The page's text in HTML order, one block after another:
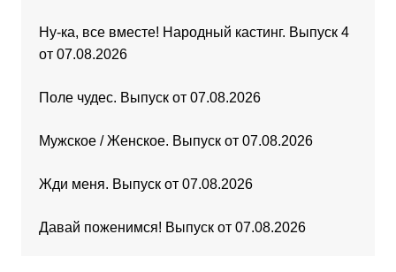
Ну-ка, все вместе! Народный кастинг. Выпуск 4
от 07.08.2026
Поле чудес. Выпуск от 07.08.2026
Мужское / Женское. Выпуск от 07.08.2026
Жди меня. Выпуск от 07.08.2026
Давай поженимся! Выпуск от 07.08.2026